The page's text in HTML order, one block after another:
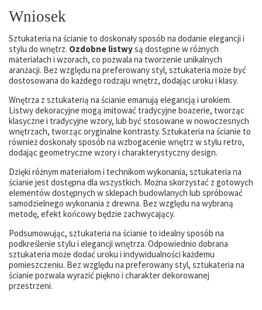
Wniosek
Sztukateria na ścianie to doskonały sposób na dodanie elegancji i
stylu do wnętrz. Ozdobne listwysą dostępne w różnych
materiałach i wzorach, co pozwala na tworzenie unikalnych
aranżacji. Bez względu na preferowany styl, sztukateria może być
dostosowana do każdego rodzaju wnętrz, dodając uroku i klasy.
Wnętrza z sztukaterią na ścianie emanują elegancją i urokiem.
Listwy dekoracyjne mogą imitować tradycyjne boazerie, tworząc
klasyczne i tradycyjne wzory, lub być stosowane w nowoczesnych
wnętrzach, tworząc oryginalne kontrasty. Sztukateria na ścianie to
również doskonały sposób na wzbogacenie wnętrz w stylu retro,
dodając geometryczne wzory i charakterystyczny design.
Dzięki różnym materiałom i technikom wykonania, sztukateria na
ścianie jest dostępna dla wszystkich. Można skorzystać z gotowych
elementów dostępnych w sklepach budowlanych lub spróbować
samodzielnego wykonania z drewna. Bez względu na wybraną
metodę, efekt końcowy będzie zachwycający.
Podsumowując, sztukateria na ścianie to idealny sposób na
podkreślenie stylu i elegancji wnętrza. Odpowiednio dobrana
sztukateria może dodać uroku i indywidualności każdemu
pomieszczeniu. Bez względu na preferowany styl, sztukateria na
ścianie pozwala wyrazić piękno i charakter dekorowanej
przestrzeni.